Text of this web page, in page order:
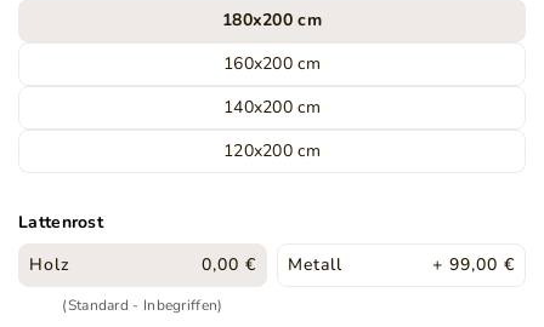
180x200 cm
160x200 cm
140x200 cm
120x200 cm
Lattenrost
Holz
0,00 €
(Standard - Inbegriffen)
Metall + 99,00 €